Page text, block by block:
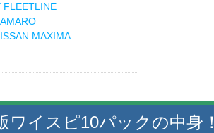
FLEETLINE
MAXIMA
ワイスピ10パックの中身！